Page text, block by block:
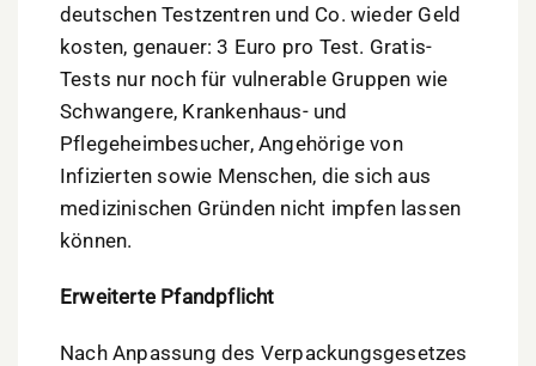
deutschen Testzentren und Co. wieder Geld
kosten, genauer: 3 Euro pro Test. Gratis-
Tests nur noch für vulnerable Gruppen wie
Schwangere, Krankenhaus- und
Pflegeheimbesucher, Angehörige von
Infizierten sowie Menschen, die sich aus
medizinischen Gründen nicht impfen lassen
können.
Erweiterte Pfandpflicht
Nach Anpassung des Verpackungsgesetzes